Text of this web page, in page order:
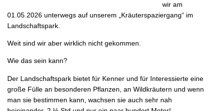
wir am
01.05.2026 unterwegs auf unserem „Kräuterspaziergang“ im
Landschaftspark.
Weit sind wir aber wirklich nicht gekommen.
Wie das sein kann?
Der Landschaftspark bietet für Kenner und für Interessierte eine
große Fülle an besonderen Pflanzen, an Wildkräutern und wenn
man sie bestimmen kann, wachsen sie auch sehr nah